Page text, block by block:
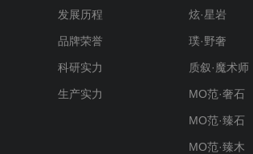
发展历程
品牌荣誉
科研实力
生产实力
炫·星岩
璞·野奢
质叙·魔术师
MO范·奢石
MO范·臻石
MO范·臻木